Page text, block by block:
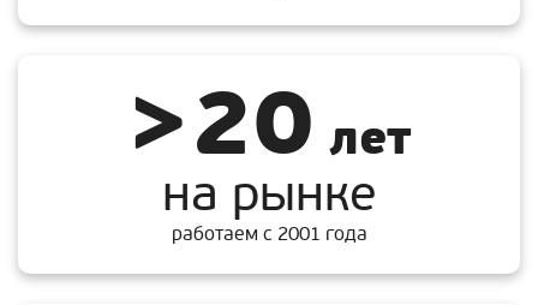
>20лет
на рынке
работаем с 2001 года